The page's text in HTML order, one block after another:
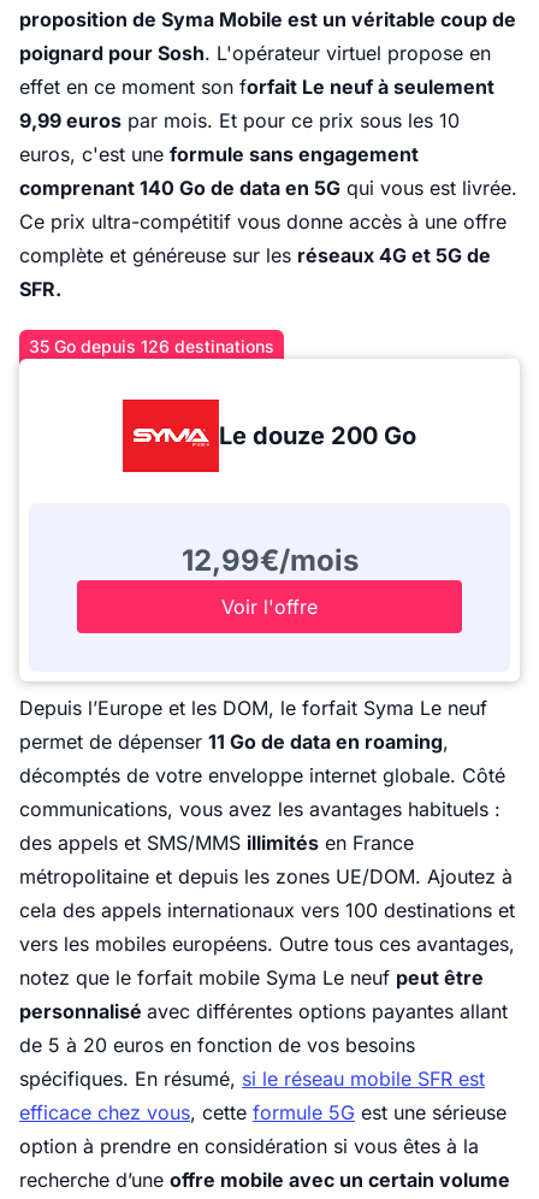
proposition de Syma Mobile est un véritable coup de
poignard pour Sosh. L'opérateur virtuel propose en
effet en ce moment son forfait Le neuf à seulement
9,99 euros par mois. Et pour ce prix sous les 10
euros, c'est une formule sans engagement
comprenant 140 Go de data en 5G qui vous est livrée.
Ce prix ultra-compétitif vous donne accès à une offre
complète et généreuse sur les réseaux 4G et 5G de
SFR.
35 Go depuis 126 destinations
Le douze 200 Go
12,99€/mois
Voir l'offre
Depuis l’Europe et les DOM, le forfait Syma Le neuf
permet de dépenser 11 Go de data en roaming,
décomptés de votre enveloppe internet globale. Côté
communications, vous avez les avantages habituels :
des appels et SMS/MMS illimités en France
métropolitaine et depuis les zones UE/DOM. Ajoutez à
cela des appels internationaux vers 100 destinations et
vers les mobiles européens. Outre tous ces avantages,
notez que le forfait mobile Syma Le neuf peut être
personnalisé avec différentes options payantes allant
de 5 à 20 euros en fonction de vos besoins
spécifiques. En résumé, si le réseau mobile SFR est
efficace chez vous, cette formule 5G est une sérieuse
option à prendre en considération si vous êtes à la
recherche d’une offre mobile avec un certain volume